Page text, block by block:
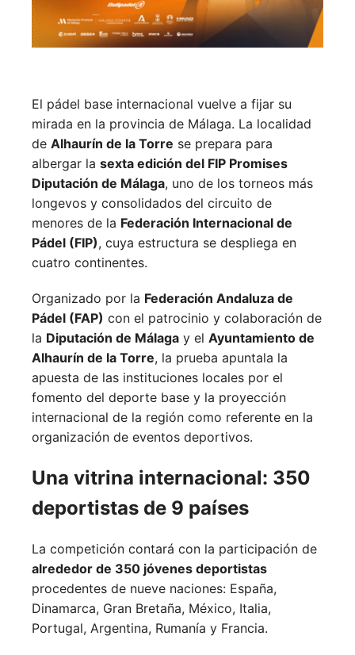
El pádel base internacional vuelve a fijar su
mirada en la provincia de Málaga. La localidad
de Alhaurín de la Torre se prepara para
albergar la sexta edición del FIP Promises
Diputación de Málaga, uno de los torneos más
longevos y consolidados del circuito de
menores de la Federación Internacional de
Pádel (FIP), cuya estructura se despliega en
cuatro continentes.
Organizado por la Federación Andaluza de
Pádel (FAP) con el patrocinio y colaboración de
la Diputación de Málaga y el Ayuntamiento de
Alhaurín de la Torre, la prueba apuntala la
apuesta de las instituciones locales por el
fomento del deporte base y la proyección
internacional de la región como referente en la
organización de eventos deportivos.
Una vitrina internacional: 350
deportistas de 9 países
La competición contará con la participación de
alrededor de 350 jóvenes deportistas
procedentes de nueve naciones: España,
Dinamarca, Gran Bretaña, México, Italia,
Portugal, Argentina, Rumanía y Francia.